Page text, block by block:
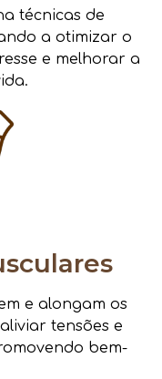
técnicas de
a otimizar o
e melhorar a
e alongam os
tensões e
bem-